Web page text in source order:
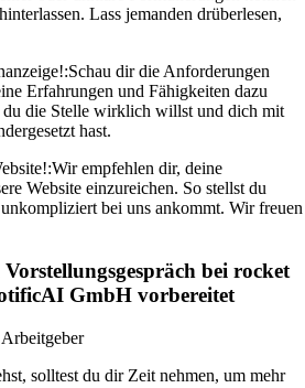
Lass jemanden drüberlesen,
Schau dir die Anforderungen
Erfahrungen und Fähigkeiten dazu
du die Stelle wirklich willst und dich mit
hast.
Wir empfehlen dir, deine
Website einzureichen. So stellst du
bei uns ankommt. Wir freuen
bei rocket
GmbH vorbereitet
solltest du dir Zeit nehmen, um mehr